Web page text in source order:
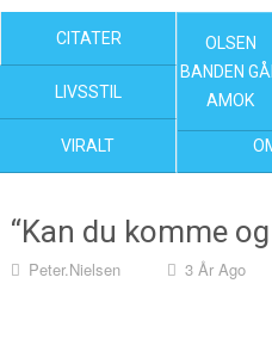
CITATER OLSEN
OLSEN
BANDEN
AMOK
LIVSSTIL
VIRALT
“Kan du komme
Peter.nielsen 3 År Ago